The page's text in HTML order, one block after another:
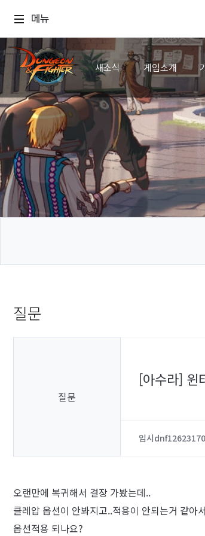
메뉴
새소식 게임소개
질문
질문
[아수라] 윈
임시
오랜만에 복귀해서 결장 가봤는데..
클레압 옵션이 안봐지고..적용이 안되는거 같아
옵션적용 되나요?